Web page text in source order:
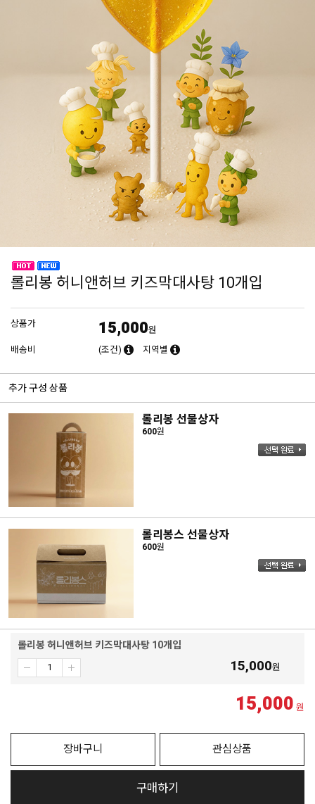
롤리봉 허니앤허브 키즈막대사탕 10개입
상품가 15,000원
배송비
(조건) 지역별
추가 구성 상품
롤리봉 선물상자
600원
롤리봉스 선물상자
600원
롤리봉 허니앤허브 키즈막대사탕 10개입
15,000원
15,000 원
장바구니 관심상품
구매하기